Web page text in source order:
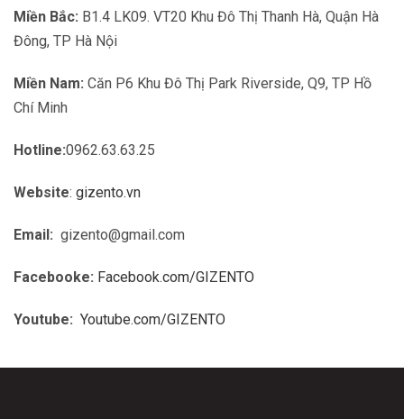
Miền Bắc: B1.4 LK09. VT20 Khu Đô Thị Thanh Hà, Quận Hà
Đông, TP Hà Nội
Miền Nam: Căn P6 Khu Đô Thị Park Riverside, Q9, TP Hồ
Chí Minh
Hotline:0962.63.63.25
Website: gizento.vn
Email: gizento@gmail.com
Facebooke: Facebook.com/GIZENTO
Youtube: Youtube.com/GIZENTO